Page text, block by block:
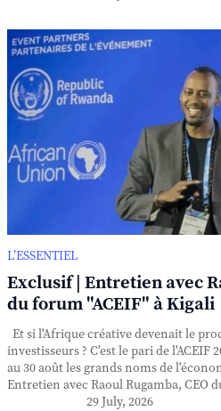
L’ESSENTIEL
Exclusif | Entretien avec
du forum "ACEIF" à Kigali
Et si l'Afrique créative devenait le
investisseurs ? C'est le pari de l'ACEIF
au 30 août les grands noms de
Entretien avec Raoul Rugamba, CEO
29 July, 2026